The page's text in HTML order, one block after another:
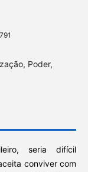
Poder,
seria difícil
conviver com